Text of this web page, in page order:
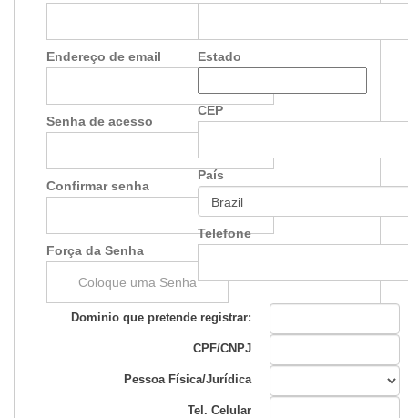
Endereço de email
Senha de acesso
Confirmar senha
Força da Senha
Coloque uma Senha
Estado
CEP
País
Telefone
Dominio que pretende registrar:
CPF/CNPJ
Pessoa Física/Jurídica
Tel. Celular